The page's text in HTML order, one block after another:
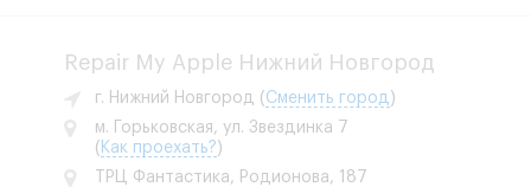
Repair My Apple Нижний Новгород
г. Нижний Новгород ( Сменить город )
м. Горьковская, ул. Звездинка 7
( Как проехать? )
ТРЦ Фантастика, Родионова, 187